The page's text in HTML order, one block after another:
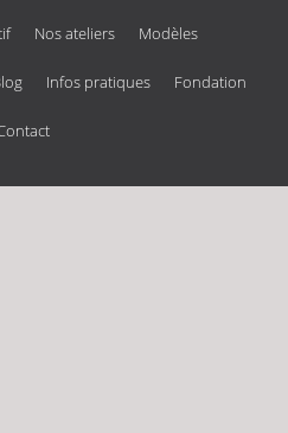
Nos ateliers Modèles
Infos pratiques Fondation